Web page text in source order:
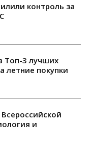
контроль за
Топ-3 лучших
летние покупки
и